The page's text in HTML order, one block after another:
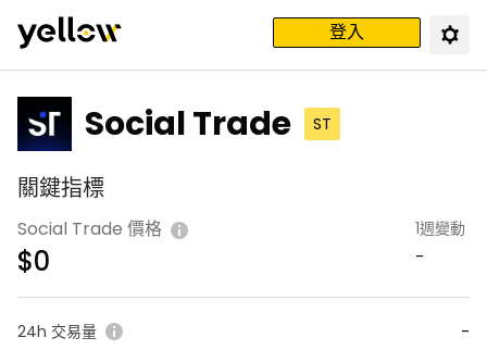
登入
Social Trade ST
關鍵指標
Social Trade 價格
$0
1週變動
-
24h 交易量 -